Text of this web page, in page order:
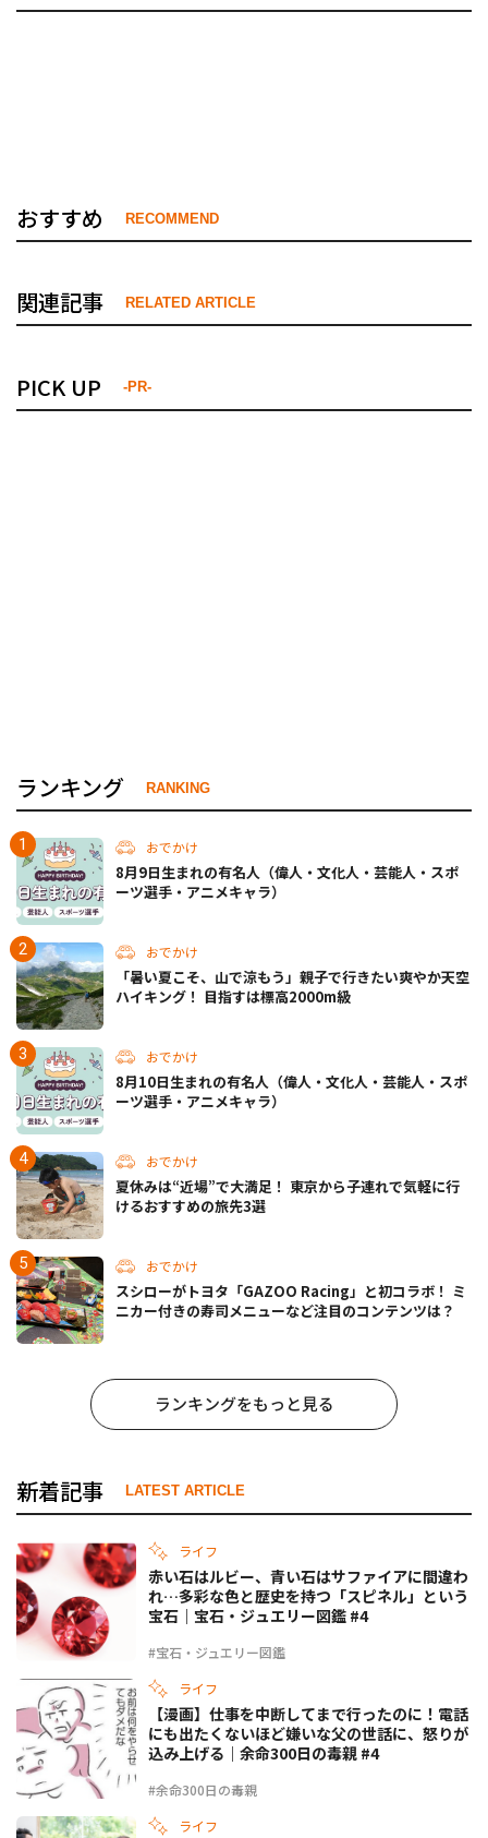
おすすめ RECOMMEND
関連記事 RELATED ARTICLE
PICK UP -PR-
ランキング RANKING
おでかけ
8月9日生まれの有名人（偉人・文化人・芸能人・スポ
ーツ選手・アニメキャラ）
おでかけ
「暑い夏こそ、山で涼もう」親子で行きたい爽やか天空
ハイキング！ 目指すは標高2000m級
おでかけ
8月10日生まれの有名人（偉人・文化人・芸能人・スポ
ーツ選手・アニメキャラ）
おでかけ
夏休みは“近場”で大満足！ 東京から子連れで気軽に行
けるおすすめの旅先3選
おでかけ
スシローがトヨタ「GAZOO Racing」と初コラボ！ ミ
ニカー付きの寿司メニューなど注目のコンテンツは？
ランキングをもっと見る
新着記事 LATEST ARTICLE
ライフ
#宝石・ジュエリー図鑑
赤い石はルビー、青い石はサファイアに間違わ
れ…多彩な色と歴史を持つ「スピネル」という
宝石｜宝石・ジュエリー図鑑 #4
ライフ
#余命300日の毒親
【漫画】仕事を中断してまで行ったのに！電話
にも出たくないほど嫌いな父の世話に、怒りが
込み上げる｜余命300日の毒親 #4
ライフ